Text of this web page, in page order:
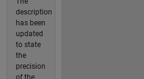
description
has been
updated
to state
the
precision
of the